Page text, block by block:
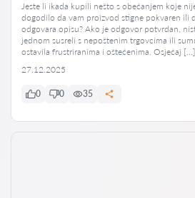
Jeste li ikada kupili nešto s obećanjem koje
dogodilo da vam proizvod stigne pokvaren ili
odgovara opisu? Ako je odgovor potvrdan,
jednom susreli s nepoštenim trgovcima ili
ostavila frustriranima i oštećenima. Osjećaj […]
27.12.2025
0 0 35